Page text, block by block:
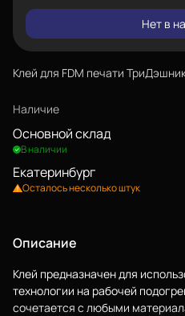
Нет в
Клей для FDM печати
Наличие
Основной склад
В наличии
Екатеринбург
Осталось несколько штук
Описание
Клей предназначен для
технологии на рабочей
сочетается с любыми